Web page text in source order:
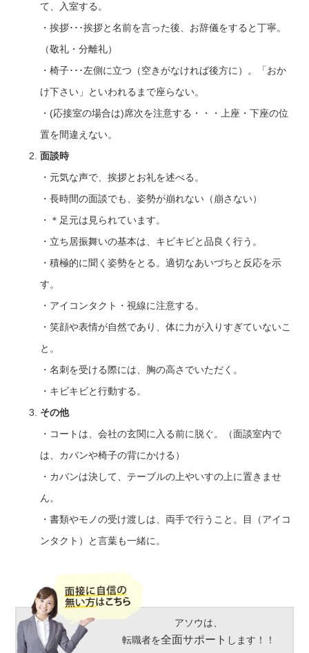
て、入室する。
・挨拶･･･挨拶と名前を言った後、お辞儀をすると丁寧。
（敬礼・分離礼）
・椅子･･･左側に立つ（空きがなければ後方に）。「おか
け下さい」といわれるまで座らない。
・(応接室の場合は)席次を注意する・・・上座・下座の位
置を間違えない。
面談時
・元気な声で、挨拶とお礼を述べる。
・長時間の面談でも、姿勢が崩れない（崩さない）
・＊足元は見られています。
・立ち居振舞いの基本は、キビキビと品良く行う。
・積極的に聞く姿勢をとる。適切なあいづちと反応を示
す。
・アイコンタクト・視線に注意する。
・笑顔や表情が自然であり、体に力が入りすぎていないこ
と。
・名刺を受ける際には、胸の高さでいただく。
・キビキビと行動する。
その他
・コートは、会社の玄関に入る前に脱ぐ。（面談室内で
は、カバンや椅子の背にかける）
・カバンは決して、テーブルの上やいすの上に置きませ
ん。
・書類やモノの受け渡しは、両手で行うこと。目（アイコ
ンタクト）と言葉も一緒に。
アソウは、
転職者を全面サポート します！！